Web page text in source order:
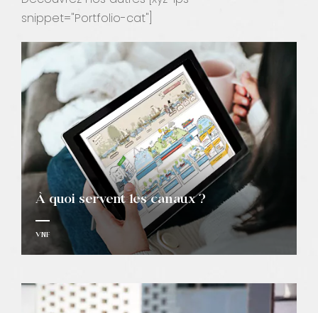
snippet="Portfolio-cat"]
À quoi servent les canaux ?
VNF